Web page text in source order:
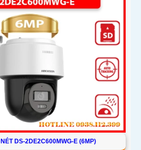
DS-2DE2C600MWG-E (6MP)